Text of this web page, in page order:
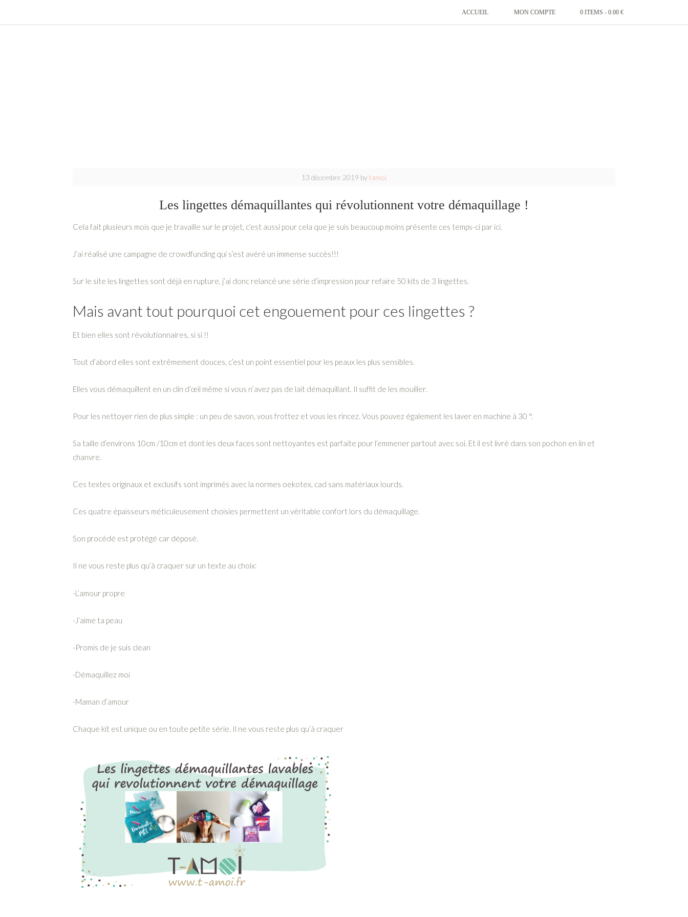
ACCUEIL MON COMPTE 0 ITEMS - 0.00 €
13 décembre 2019 bytamoi
Les lingettes démaquillantes qui révolutionnent votre démaquillage !
Cela fait plusieurs mois que je travaille sur le projet, c’est aussi pour cela que je suis beaucoup moins présente ces temps-ci par ici.
J’ai réalisé une campagne de crowdfunding qui s’est avéré un immense succès!!!
Sur le site les lingettes sont déjà en rupture, j’ai donc relancé une série d’impression pour refaire 50 kits de 3 lingettes.
Mais avant tout pourquoi cet engouement pour ces lingettes ?
Et bien elles sont révolutionnaires, si si !!
Tout d’abord elles sont extrêmement douces, c’est un point essentiel pour les peaux les plus sensibles.
Elles vous démaquillent en un clin d’œil même si vous n’avez pas de lait démaquillant. Il suffit de les mouiller.
Pour les nettoyer rien de plus simple : un peu de savon, vous frottez et vous les rincez. Vous pouvez également les laver en machine à 30 °.
Sa taille d’environs 10cm /10cm et dont les deux faces sont nettoyantes est parfaite pour l’emmener partout avec soi. Et il est livré dans son pochon en lin et
chanvre.
Ces textes originaux et exclusifs sont imprimés avec la normes oekotex, cad sans matériaux lourds.
Ces quatre épaisseurs méticuleusement choisies permettent un véritable confort lors du démaquillage.
Son procédé est protégé car déposé.
Il ne vous reste plus qu’à craquer sur un texte au choix:
-L’amour propre
-J’aime ta peau
-Promis de je suis clean
-Démaquillez moi
-Maman d’amour
Chaque kit est unique ou en toute petite série. Il ne vous reste plus qu’à craquer